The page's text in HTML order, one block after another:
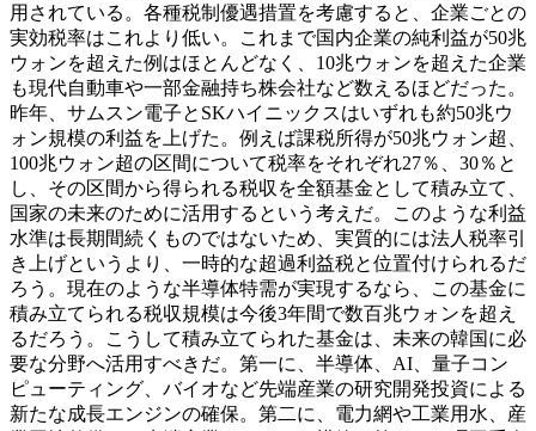
用されている。各種税制優遇措置を考慮すると、企業ごとの
実効税率はこれより低い。これまで国内企業の純利益が50兆
ウォンを超えた例はほとんどなく、10兆ウォンを超えた企業
も現代自動車や一部金融持ち株会社など数えるほどだった。
昨年、サムスン電子とSKハイニックスはいずれも約50兆ウ
ォン規模の利益を上げた。例えば課税所得が50兆ウォン超、
100兆ウォン超の区間について税率をそれぞれ27％、30％と
し、その区間から得られる税収を全額基金として積み立て、
国家の未来のために活用するという考えだ。このような利益
水準は長期間続くものではないため、実質的には法人税率引
き上げというより、一時的な超過利益税と位置付けられるだ
ろう。現在のような半導体特需が実現するなら、この基金に
積み立てられる税収規模は今後3年間で数百兆ウォンを超え
るだろう。こうして積み立てられた基金は、未来の韓国に必
要な分野へ活用すべきだ。第一に、半導体、AI、量子コン
ピューティング、バイオなど先端産業の研究開発投資による
新たな成長エンジンの確保。第二に、電力網や工業用水、産